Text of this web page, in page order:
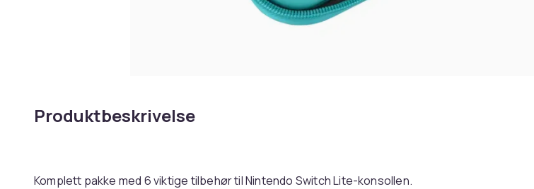
Produktbeskrivelse
Komplett pakke med 6 viktige tilbehør til Nintendo Switch Lite-konsollen.